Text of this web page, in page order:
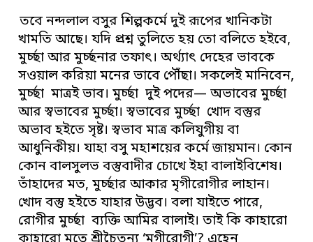
তবে নন্দলাল বসুর শিল্পকর্মে দুই রূপের খানিকটা
খামতি আছে। যদি প্রশ্ন তুলিতে হয় তো বলিতে হইবে,
মুর্চ্ছা আর মুর্চ্ছনার তফাৎ। অর্থ্যাৎ দেহের ভাবকে
সওয়াল করিয়া মনের ভাবে পৌঁছা। সকলেই মানিবেন,
মুর্চ্ছা মাত্রই ভাব। মুর্চ্ছা দুই পদের— অভাবের মুর্চ্ছা
আর স্বভাবের মুর্চ্ছা। স্বভাবের মুর্চ্ছা খোদ বস্তুর
অভাব হইতে সৃষ্ট। স্বভাব মাত্র কলিযুগীয় বা
আধুনিকীয়। যাহা বসু মহাশয়ের কর্মে জায়মান। কোন
কোন বালসুলভ বস্তুবাদীর চোখে ইহা বালাইবিশেষ।
তাঁহাদের মত, মুর্চ্ছার আকার মৃগীরোগীর লাহান।
খোদ বস্তু হইতে যাহার উদ্ভব। বলা যাইতে পারে,
রোগীর মুর্চ্ছা ব্যক্তি আমির বালাই। তাই কি কাহারো